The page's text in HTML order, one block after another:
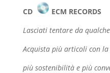
CD
ECM RECORDS
Lasciati tentare da qualche
Acquista più articoli con la
più sostenibilità e più